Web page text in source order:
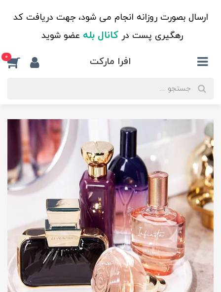
ارسال بصورت روزانه انجام می شود، جهت دریافت کد
رهگیری پست درکانال بله عضو شوید
افرا مارکت 0